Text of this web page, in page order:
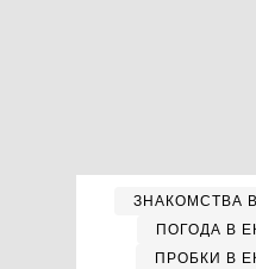
ЗНАКОМСТВА
ПОГОДА В
ПРОБКИ В